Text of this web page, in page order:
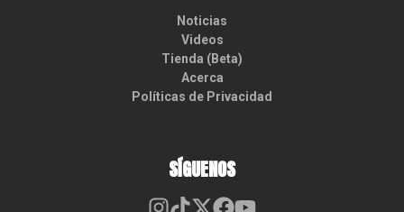
Noticias
Videos
Tienda (Beta)
Acerca
Políticas de Privacidad
SÍGUENOS